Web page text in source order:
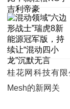
桂花网科技有
Mesh的新网关